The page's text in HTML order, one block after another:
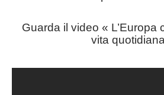
Guarda il video « L’Europa
vita